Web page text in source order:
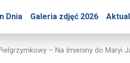
Dnia Galeria zdjęć 2026
– Na Imieniny do Maryi